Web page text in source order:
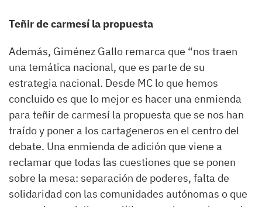
Teñir de carmesí la propuesta
Además, Giménez Gallo remarca que “nos traen
una temática nacional, que es parte de su
estrategia nacional. Desde MC lo que hemos
concluido es que lo mejor es hacer una enmienda
para teñir de carmesí la propuesta que se nos han
traído y poner a los cartageneros en el centro del
debate. Una enmienda de adición que viene a
reclamar que todas las cuestiones que se ponen
sobre la mesa: separación de poderes, falta de
solidaridad con las comunidades autónomas o que